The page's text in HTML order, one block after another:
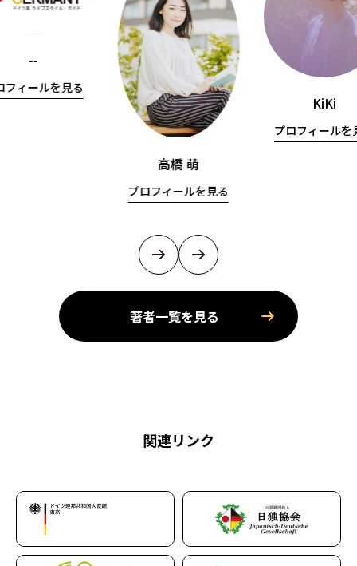
--
フィールを見る
高橋 萌
プロフィールを見る
KiKi
プロフィールを
著者一覧を見る
関連リンク